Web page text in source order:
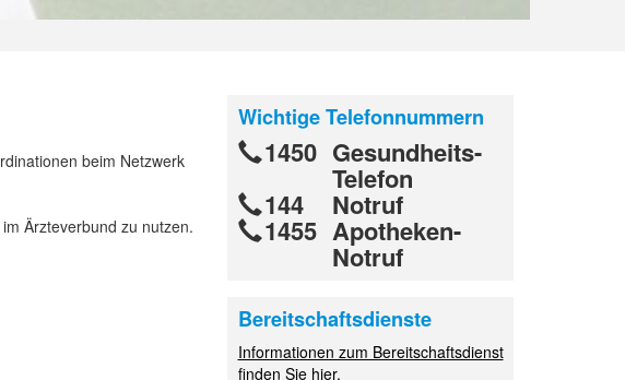
beim Netzwerk
Ärzteverbund zu nutzen.
Wichtige Telefonnummern
1450 Gesundheits-
Telefon
144 Notruf
1455 Apotheken-
Notruf
Bereitschaftsdienste
Informationen zum Bereitschaftsdienst
finden Sie hier.